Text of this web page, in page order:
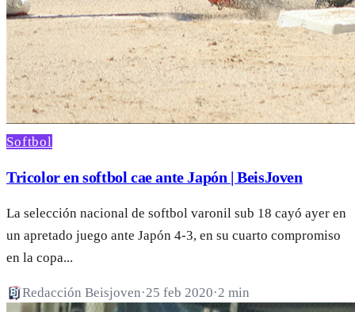
Softbol
Tricolor en softbol cae ante Japón | BeisJoven
La selección nacional de softbol varonil sub 18 cayó ayer en
un apretado juego ante Japón 4-3, en su cuarto compromiso
en la copa...
Redacción Beisjoven·25 feb 2020·2 min